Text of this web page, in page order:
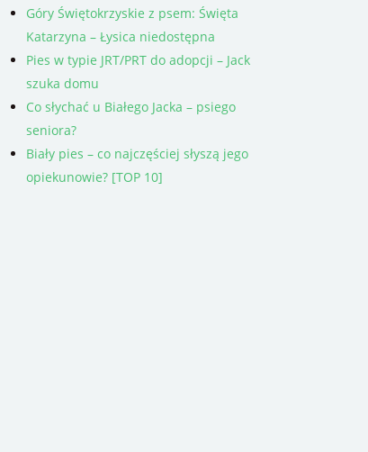
Góry Świętokrzyskie z psem: Święta
Katarzyna – Łysica niedostępna
Pies w typie JRT/PRT do adopcji – Jack
szuka domu
Co słychać u Białego Jacka – psiego
seniora?
Biały pies – co najczęściej słyszą jego
opiekunowie? [TOP 10]